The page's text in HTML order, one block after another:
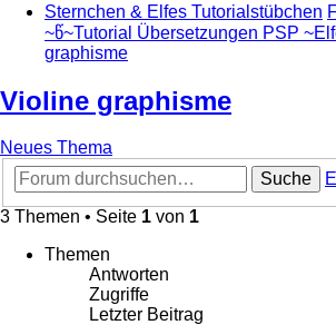
Sternchen & Elfes Tutorialstübchen
~წ~Tutorial Übersetzungen PSP
graphisme
Violine graphisme
Neues Thema
Suche
3 Themen • Seite 1 von 1
Themen
Antworten
Zugriffe
Letzter Beitrag